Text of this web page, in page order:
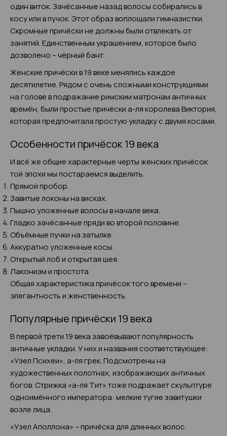
один виток. Зачёсанные назад волосы собирались в
косу или в пучок. Этот образ воплощали гимназистки.
Скромные причёски не должны были отвлекать от
занятий. Единственным украшением, которое было
дозволено – чёрный бант.
Женские причёски в 19 веке менялись каждое
десятилетие. Рядом с очень сложными конструкциями
на голове в подражание римским матронам античных
времён, были простые причёски а-ля королева Виктория,
которая предпочитала простую укладку с двумя косами.
Особенности причёсок 19 века
И всё же общие характерные черты женских причёсок
той эпохи мы постараемся выделить.
Прямой пробор.
Завитые локоны на висках.
Пышно уложенные волосы в начале века.
Гладко зачёсанные пряди во второй половине.
Объёмные пучки на затылке.
Аккуратно уложенные косы.
Открытый лоб и открытая шея.
Лаконизм и простота.
Общая характеристика причёсок того времени –
элегантность и женственность.
Популярные причёски 19 века
В первой трети 19 века завоёвывают популярность
античные укладки. У них и названия соответствующее:
«Узел Психеи», а-ля грек. Подсмотрены на
художественных полотнах, изображающих античных
богов. Стрижка «а-ля Тит» тоже подражает скульптуре
одноимённого императора: мелкие тугие завитушки
возле лица.
«Узел Аполлона» – причёска для длинных волос.